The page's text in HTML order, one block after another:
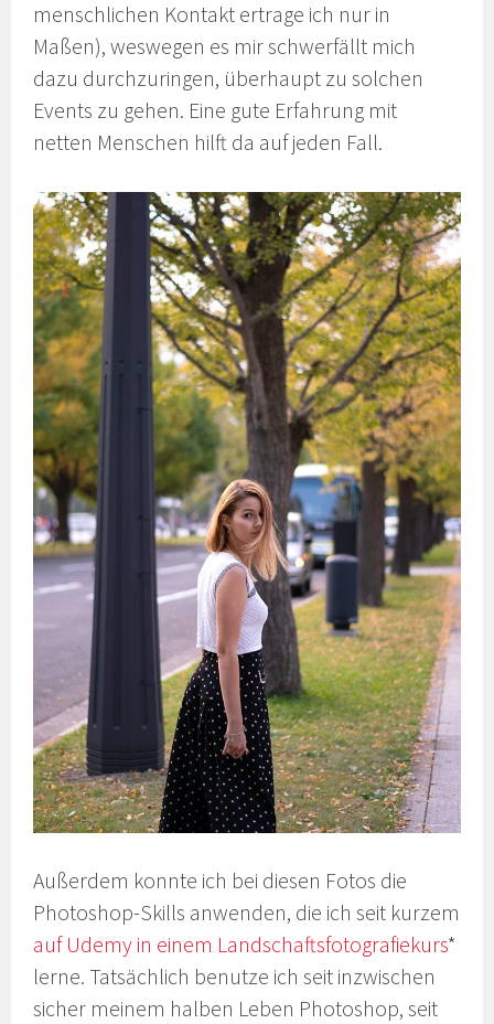
menschlichen Kontakt ertrage ich nur in
Maßen), weswegen es mir schwerfällt mich
dazu durchzuringen, überhaupt zu solchen
Events zu gehen. Eine gute Erfahrung mit
netten Menschen hilft da auf jeden Fall.
Außerdem konnte ich bei diesen Fotos die
Photoshop-Skills anwenden, die ich seit kurzem
auf Udemy in einem Landschaftsfotografiekurs*
lerne. Tatsächlich benutze ich seit inzwischen
sicher meinem halben Leben Photoshop, seit